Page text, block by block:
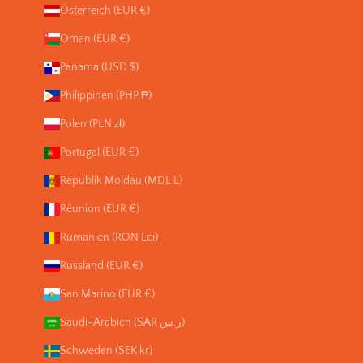
Österreich (EUR €)
Oman (EUR €)
Panama (USD $)
Philippinen (PHP ₱)
Polen (PLN zł)
Portugal (EUR €)
Republik Moldau (MDL L)
Réunion (EUR €)
Rumänien (RON Lei)
Russland (EUR €)
San Marino (EUR €)
Saudi-Arabien (SAR ر.س)
Schweden (SEK kr)